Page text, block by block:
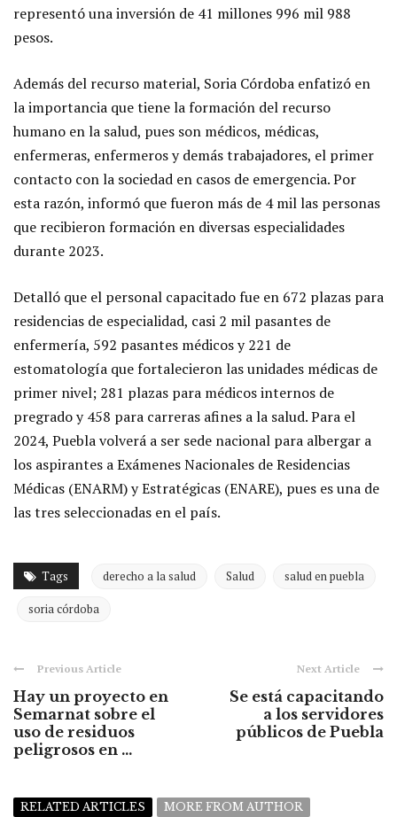
representó una inversión de 41 millones 996 mil 988
pesos.
Además del recurso material, Soria Córdoba enfatizó en
la importancia que tiene la formación del recurso
humano en la salud, pues son médicos, médicas,
enfermeras, enfermeros y demás trabajadores, el primer
contacto con la sociedad en casos de emergencia. Por
esta razón, informó que fueron más de 4 mil las personas
que recibieron formación en diversas especialidades
durante 2023.
Detalló que el personal capacitado fue en 672 plazas para
residencias de especialidad, casi 2 mil pasantes de
enfermería, 592 pasantes médicos y 221 de
estomatología que fortalecieron las unidades médicas de
primer nivel; 281 plazas para médicos internos de
pregrado y 458 para carreras afines a la salud. Para el
2024, Puebla volverá a ser sede nacional para albergar a
los aspirantes a Exámenes Nacionales de Residencias
Médicas (ENARM) y Estratégicas (ENARE), pues es una de
las tres seleccionadas en el país.
Tags derecho a la salud Salud salud en puebla
soria córdoba
Previous Article
Hay un proyecto en
Semarnat sobre el
uso de residuos
peligrosos en ...
Next Article
Se está capacitando
a los servidores
públicos de Puebla
RELATED ARTICLES MORE FROM AUTHOR